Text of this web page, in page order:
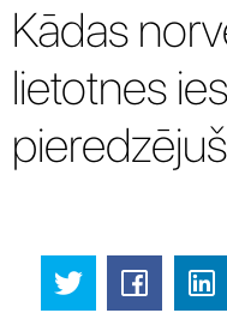
Kādas
lietotnes